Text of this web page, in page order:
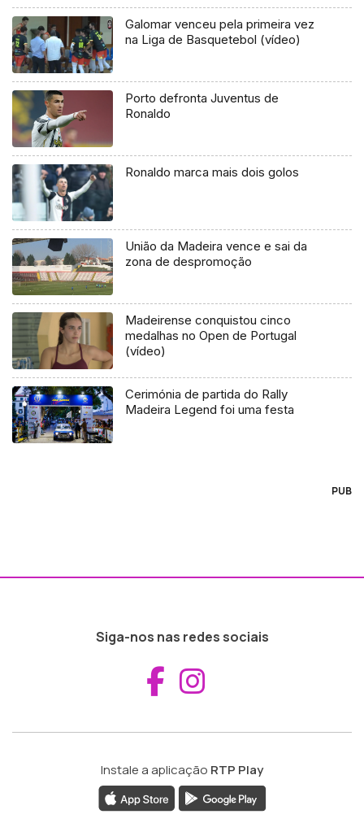
Galomar venceu pela primeira vez
na Liga de Basquetebol (vídeo)
Porto defronta Juventus de
Ronaldo
Ronaldo marca mais dois golos
União da Madeira vence e sai da
zona de despromoção
Madeirense conquistou cinco
medalhas no Open de Portugal
(vídeo)
Cerimónia de partida do Rally
Madeira Legend foi uma festa
PUB
Siga-nos nas redes sociais
Aceder ao
Instale a aplicação RTP Play